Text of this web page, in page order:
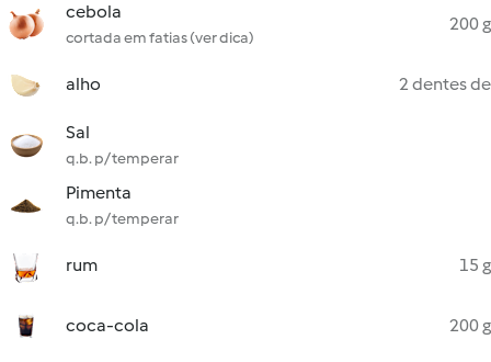
cebola
cortada em fatias (ver dica)
200 g
alho 2 dentes de
Sal
q.b. p/ temperar
Pimenta
q.b. p/ temperar
rum 15 g
coca-cola 200 g